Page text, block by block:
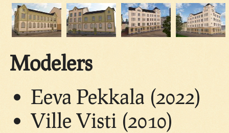
Modelers
Eeva Pekkala (2022)
Ville Visti (2010)